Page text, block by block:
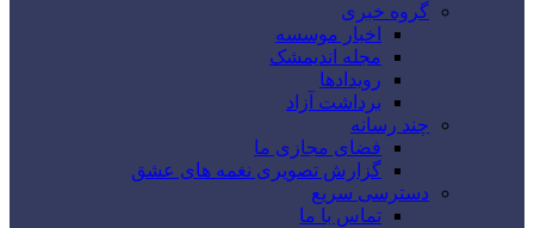
گروه خبری
اخبار موسسه
مجله اندیمشک
رویدادها
برداشت آزاد
چند رسانه
فضای مجازی ما
گزارش تصویری نغمه های عشق
دسترسی سریع
تماس با ما